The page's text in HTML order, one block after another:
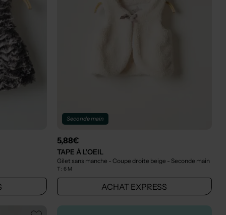
Seconde main
5,88€
TAPE À L'OEIL
Gilet sans manche - Coupe droite beige - Seconde main
T : 6 M
ACHAT EXPRESS